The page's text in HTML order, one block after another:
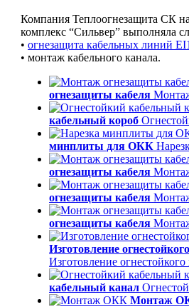
Компания Теплоогнезащита СК
комплекс “Сильвер” выполняла
•огнезащита кабельных линий
• монтаж кабельного канала.
огнезащиты кабеля
кабельный короб
минплиты для ОКК
огнезащиты кабеля
огнезащиты кабеля
огнезащиты кабеля
Изготовление
Изготовление огнестойкого
кабельный канал
Монтаж